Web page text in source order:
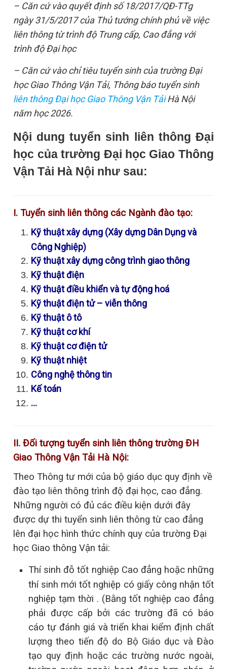
– Căn cứ vào quyết định số 18/2017/QĐ-TTg
ngày 31/5/2017 của Thủ tướng chính phủ về việc
liên thông từ trình độ Trung cấp, Cao đẳng với
trình độ Đại học
– Căn cứ vào chỉ tiêu tuyển sinh của trường Đại
học Giao Thông Vận Tải, Thông báo tuyển sinh
liên thông Đại học Giao Thông Vận TảiHà Nội
năm học 2026.
Nội dung tuyển sinh liên thông Đại
học của trường Đại học Giao Thông
Vận Tải Hà Nội như sau:
I. Tuyển sinh liên thông các Ngành đào tạo:
Kỹ thuật xây dựng (Xây dựng Dân Dụng và
Công Nghiệp)
Kỹ thuật xây dựng công trình giao thông
Kỹ thuật điện
Kỹ thuật điều khiển và tự động hoá
Kỹ thuật điện tử – viễn thông
Kỹ thuật ô tô
Kỹ thuật cơ khí
Kỹ thuật cơ điện tử
Kỹ thuật nhiệt
Công nghệ thông tin
Kế toán
…
II. Đối tượng tuyển sinh liên thông trường ĐH
Giao Thông Vận Tải Hà Nội:
Theo Thông tư mới của bộ giáo dục quy định về
đào tạo liên thông trình độ đại học, cao đẳng.
Những người có đủ các điều kiện dưới đây
được dự thi tuyển sinh liên thông từ cao đẳng
lên đại học hình thức chính quy của trường Đại
học Giao thông Vận tải:
Thí sinh đỗ tốt nghiệp Cao đẳng hoặc những
thí sinh mới tốt nghiệp có giấy công nhận tốt
nghiệp tạm thời . (Bằng tốt nghiệp cao đẳng
phải được cấp bởi các trường đã có báo
cáo tự đánh giá và triển khai kiểm định chất
lượng theo tiến độ do Bộ Giáo dục và Đào
tạo quy định hoặc các trường nước ngoài,